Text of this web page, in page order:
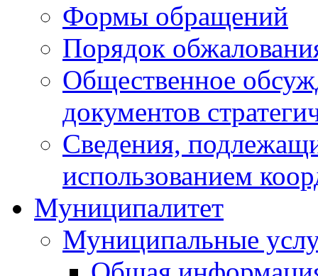
Формы обращений
Порядок
Общественное
документов
Сведения,
использованием
Муниципалитет
Муниципальные